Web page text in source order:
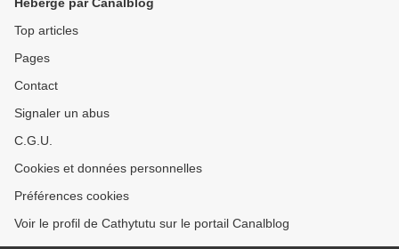
Top articles
Pages
Contact
Signaler un abus
C.G.U.
Cookies et données personnelles
Préférences cookies
Voir le profil de Cathytutu sur le portail Canalblog